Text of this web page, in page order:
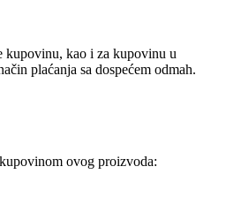
kupovinu, kao i za kupovinu u
plaćanja sa dospećem odmah.
ovog proizvoda: